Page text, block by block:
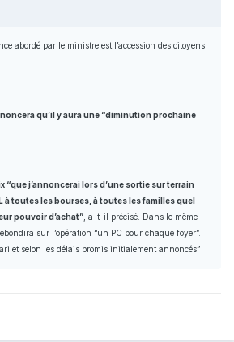
abordé par le ministre est l’accession des citoyens
qu’il y aura une “diminution prochaine
“que j’annoncerai lors d’une sortie sur terrain
à toutes les bourses, à toutes les familles quel
pouvoir d’achat” , a-t-il précisé. Dans le même
sur l’opération “un PC pour chaque foyer”.
et selon les délais promis initialement annoncés”